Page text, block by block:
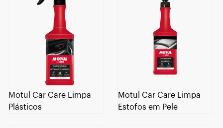
Motul Car Care Limpa
Plásticos
Motul Car Care Limpa
Estofos em Pele